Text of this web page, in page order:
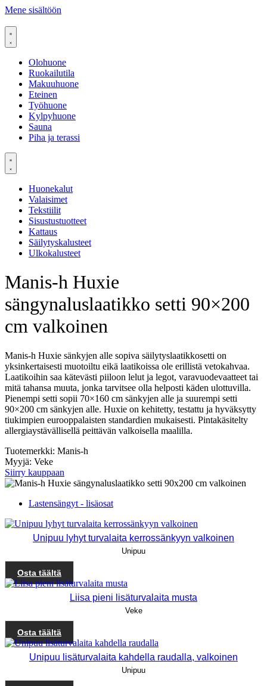
Mene sisältöön
Olohuone
Ruokailutila
Makuuhuone
Eteinen
Työhuone
Kylpyhuone
Sauna
Piha ja terassi
Huonekalut
Valaisimet
Tekstiilit
Sisustustuotteet
Kattaus
Säilytyskalusteet
Ulkokalusteet
Manis-h Huxie
sängynaluslaatikko setti 90×200
cm valkoinen
Manis-h Huxie sänkyjen alle sopiva säilytyslaatikkosetti on
yksinkertaisesti muotoiltu eikä laatikoissa ole erillistä vetokahvaa.
Laatikoihin saa kätevästi piiloon lelut ja legot, varavuodevaatteet tai
mitä tahansa muuta, jonka tarvitsee olla helposti käden ulottuvilla.
Pienempi setti sopii 70×160 cm sänkyjen alle ja suurempi setti
90×200 cm sänkyjen alle. Huxie on kehitetty, testattu ja hyväksytty
tiukimpien eurooppalaisten standardien mukaisesti. Pintakäsitelty
allergiaystävällisellä peittävän valkoisella maalilla.
Tuotemerkki: Manis-h
Myyjä: Veke
Siirry kauppaan
Lastensängyt - lisäosat
Unipuu lyhyt turvalaita kerrossänkyyn valkoinen
Unipuu
Osta täältä
Liisa pieni lisäturvalaita musta
Veke
Osta täältä
Unipuu lisäturvalaita kahdella raudalla, valkoinen
Unipuu